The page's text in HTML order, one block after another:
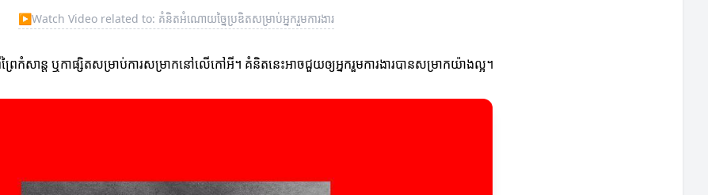
▶Watch Video related to: គំនិតអំណោយច្នៃប្រឌិតសម្រាប់អ្នករួមការងារ
សាន្ត ឬកាផ្សិតសម្រាប់ការសម្រាកនៅលើកៅអី។ គំនិតនេះអាចជួយឲ្យអ្នករួមការងារបានសម្រាកយ៉ាងល្អ។